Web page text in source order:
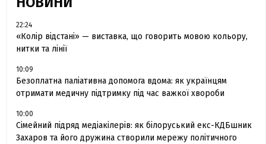
22:24
«Колір відстані» — виставка, що говорить мовою кольору,
нитки та лінії
10:09
Безоплатна паліативна допомога вдома: як українцям
отримати медичну підтримку під час важкої хвороби
10:00
Сімейний підряд медіакілерів: як білоруський екс-КДБшник
Захаров та його дружина створили мережу політичного